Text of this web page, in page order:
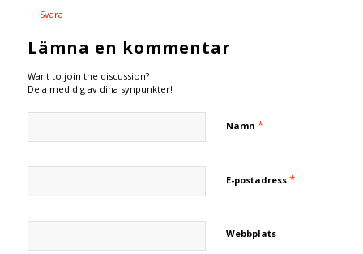
Svara
Lämna en kommentar
Want to join the discussion?
Dela med dig av dina synpunkter!
Namn *
E-postadress *
Webbplats